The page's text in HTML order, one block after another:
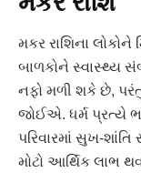
મકર રાશિના
બાળકોને સ્વાસ્થ્ય
નફો મળી શકે છે,
જોઈએ. ધર્મ પ્રત્યે
પરિવારમાં સુખ-
મોટો આર્થિક લાભ